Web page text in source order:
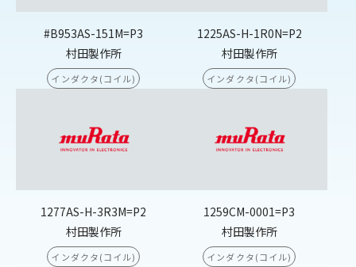
#B953AS-151M=P3
村田製作所
インダクタ(コイル)
1225AS-H-1R0N=P2
村田製作所
インダクタ(コイル)
1277AS-H-3R3M=P2
村田製作所
インダクタ(コイル)
1259CM-0001=P3
村田製作所
インダクタ(コイル)